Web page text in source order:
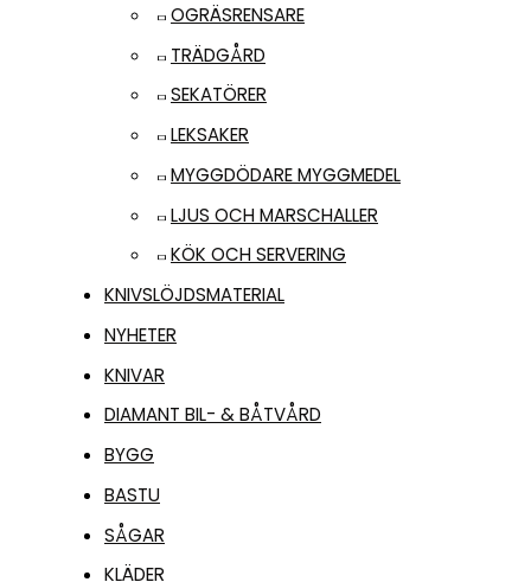
OGRÄSRENSARE
TRÄDGÅRD
SEKATÖRER
LEKSAKER
MYGGDÖDARE MYGGMEDEL
LJUS OCH MARSCHALLER
KÖK OCH SERVERING
KNIVSLÖJDSMATERIAL
NYHETER
KNIVAR
DIAMANT BIL- & BÅTVÅRD
BYGG
BASTU
SÅGAR
KLÄDER